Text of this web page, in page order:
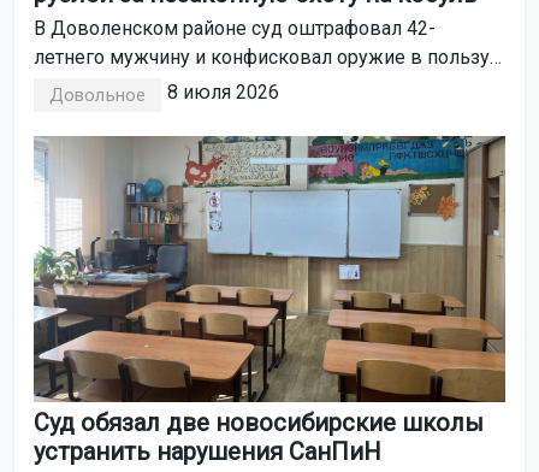
В Доволенском районе суд оштрафовал 42-
летнего мужчину и конфисковал оружие в пользу
государства. Об этом сообщили в областной
Довольное 8 июля 2026
Суд обязал две новосибирские школы
устранить нарушения СанПиН